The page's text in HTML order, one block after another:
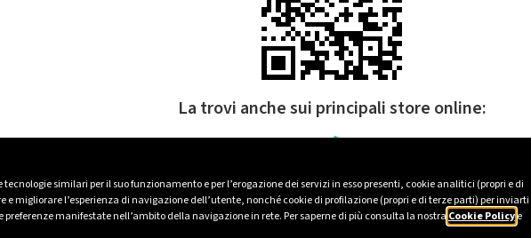
similari per il suo funzionamento e per l’erogazione dei servizi in esso presenti, cookie analitici (propri e di
e migliorare l’esperienza di navigazione dell’utente, nonché cookie di profilazione (propri e di terze parti) per inviarti
manifestate nell’ambito della navigazione in rete. Per saperne di più consulta la nostra Cookie Policye
La trovi anche sui principali store online: